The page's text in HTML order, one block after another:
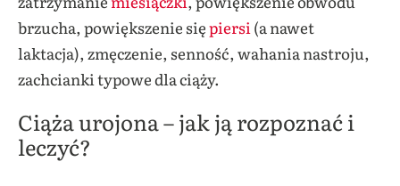
brzucha, powiększenie siępiersi (a nawet
laktacja), zmęczenie, senność, wahania nastroju,
zachcianki typowe dla ciąży.
Ciąża urojona – jak ją rozpoznać i
leczyć?